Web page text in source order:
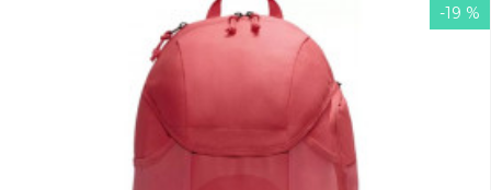
-19 %